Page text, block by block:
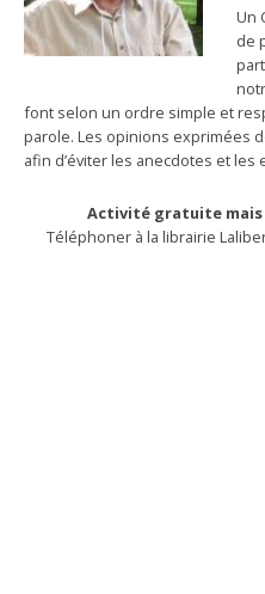
Un
de
font selon un ordre simple et
parole. Les opinions exprimées
afin d’éviter les anecdotes et
Activité gratuite mais
Téléphoner à la librairie